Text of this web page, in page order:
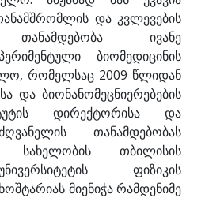
და კვლევების
თანამდებობა ივანე
ბიომედიცინის
რომელსაც 2009 წლიდან
და ბიონანომეცნიერებების
დირექტორისა და
თანამდებობას
სახელობის თბილისის
ფიზიკის
მიენიჭა რამდენიმე